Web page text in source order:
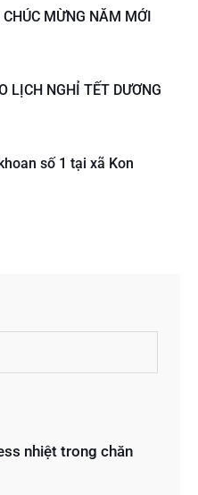
MỪNG NĂM MỚI
LỊCH NGHỈ TẾT DƯƠNG
số 1 tại xã Kon
nhiệt trong chăn